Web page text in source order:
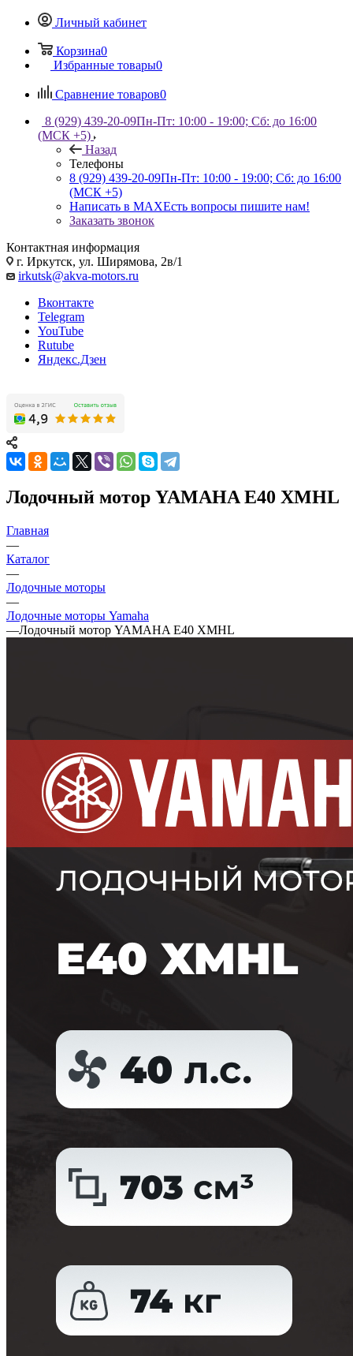
Личный кабинет
Корзина0
Избранные товары0
Сравнение товаров0
8 (929) 439-20-09Пн-Пт: 10:00 - 19:00; Сб: до 16:00
(МСК +5)
Назад
Телефоны
8 (929) 439-20-09Пн-Пт: 10:00 - 19:00; Сб: до 16:00
(МСК +5)
Написать в MAXЕсть вопросы пишите нам!
Заказать звонок
Контактная информация
г. Иркутск, ул. Ширямова, 2в/1
irkutsk@akva-motors.ru
Вконтакте
Telegram
YouTube
Rutube
Яндекс.Дзен
Лодочный мотор YAMAHA E40 XMHL
Главная
—
Каталог
—
Лодочные моторы
—
Лодочные моторы Yamaha
—Лодочный мотор YAMAHA E40 XMHL